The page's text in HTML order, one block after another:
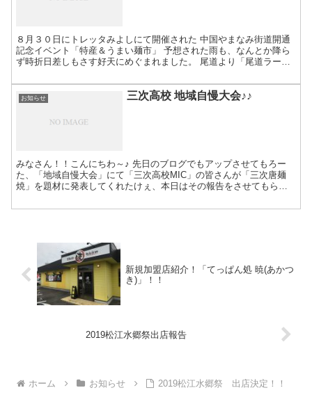
８月３０日にトレッタみよしにて開催された 中国やまなみ街道開通
記念イベント「特産＆うまい麺市」 予想された雨も、なんとか降ら
ず時折日差しもさす好天にめぐまれました。 尾道より「尾道ラーメ
お知らせ 三次高校 地域自慢大会♪♪
みなさん！！こんにちわ～♪ 先日のブログでもアップさせてもろー
た、「地域自慢大会」にて「三次高校MIC」の皆さんが「三次唐麺
焼」を題材に発表してくれたけぇ、本日はその報告をさせてもらう
新規加盟店紹介！「てっぱん処 暁(あかつ
き)」！！
2019松江水郷祭出店報告
ホーム お知らせ 2019松江水郷祭 出店決定！！